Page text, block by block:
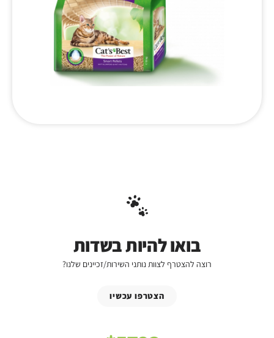
בואו להיות בשדות
רוצה להצטרף לצוות נותני השירות/זכיינים שלנו?
הצטרפו עכשיו